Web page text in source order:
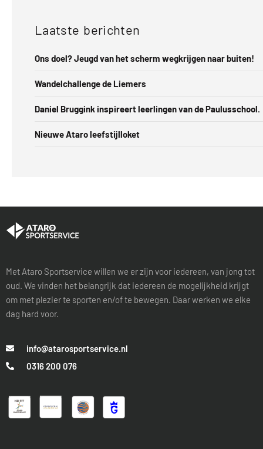
Laatste berichten
Ons doel? Jeugd van het scherm wegkrijgen naar buiten!
Wandelchallenge de Liemers
Daniel Bruggink inspireert leerlingen van de Paulusschool.
Nieuwe Ataro leefstijlloket
Met Ataro Sportservice willen we er zijn voor iedereen, van jong tot
oud. We vinden het belangrijk dat iedereen de mogelijkheid krijgt
om met plezier te sporten en/of te bewegen. Daar werken we elke
dag hard voor.
info@atarosportservice.nl
0316 200 076